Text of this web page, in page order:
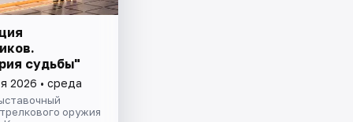
судьбы"
2026 • среда
оружия